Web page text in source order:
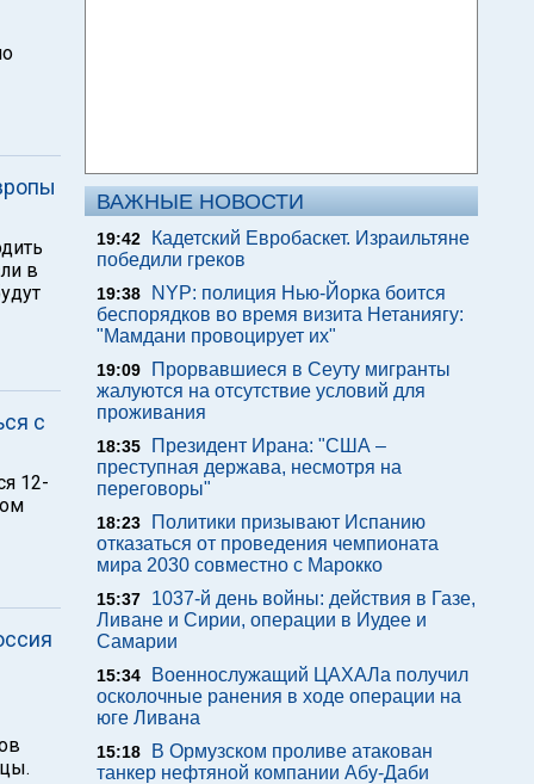
в
с
12-
ВАЖНЫЕ НОВОСТИ
19:42
Кадетский Евробаскет. Израильтяне
победили греков
19:38
NYP: полиция Нью-Йорка боится
беспорядков во время визита Нетаниягу:
"Мамдани провоцирует их"
19:09
Прорвавшиеся в Сеуту мигранты
жалуются на отсутствие условий для
проживания
18:35
Президент Ирана: "США –
преступная держава, несмотря на
переговоры"
18:23
Политики призывают Испанию
отказаться от проведения чемпионата
мира 2030 совместно с Марокко
15:37
1037-й день войны: действия в Газе,
Ливане и Сирии, операции в Иудее и
Самарии
15:34
Военнослужащий ЦАХАЛа получил
осколочные ранения в ходе операции на
юге Ливана
15:18
В Ормузском проливе атакован
танкер нефтяной компании Абу-Даби